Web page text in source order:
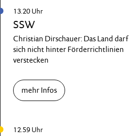
13.20 Uhr
SSW
Christian Dirschauer: Das Land darf
sich nicht hinter Förderrichtlinien
verstecken
mehr Infos
12.59 Uhr